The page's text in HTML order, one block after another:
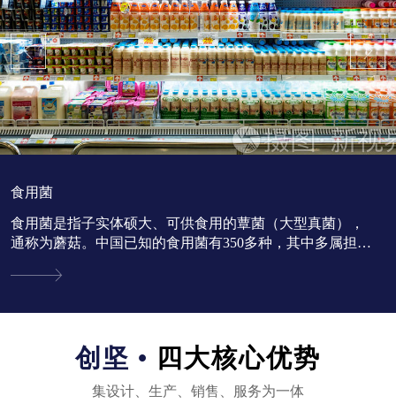
食用菌
食用菌是指子实体硕大、可供食用的蕈菌（大型真菌），
通称为蘑菇。中国已知的食用菌有350多种，其中多属担子
创坚 • 四大核心优势
集设计、生产、销售、服务为一体